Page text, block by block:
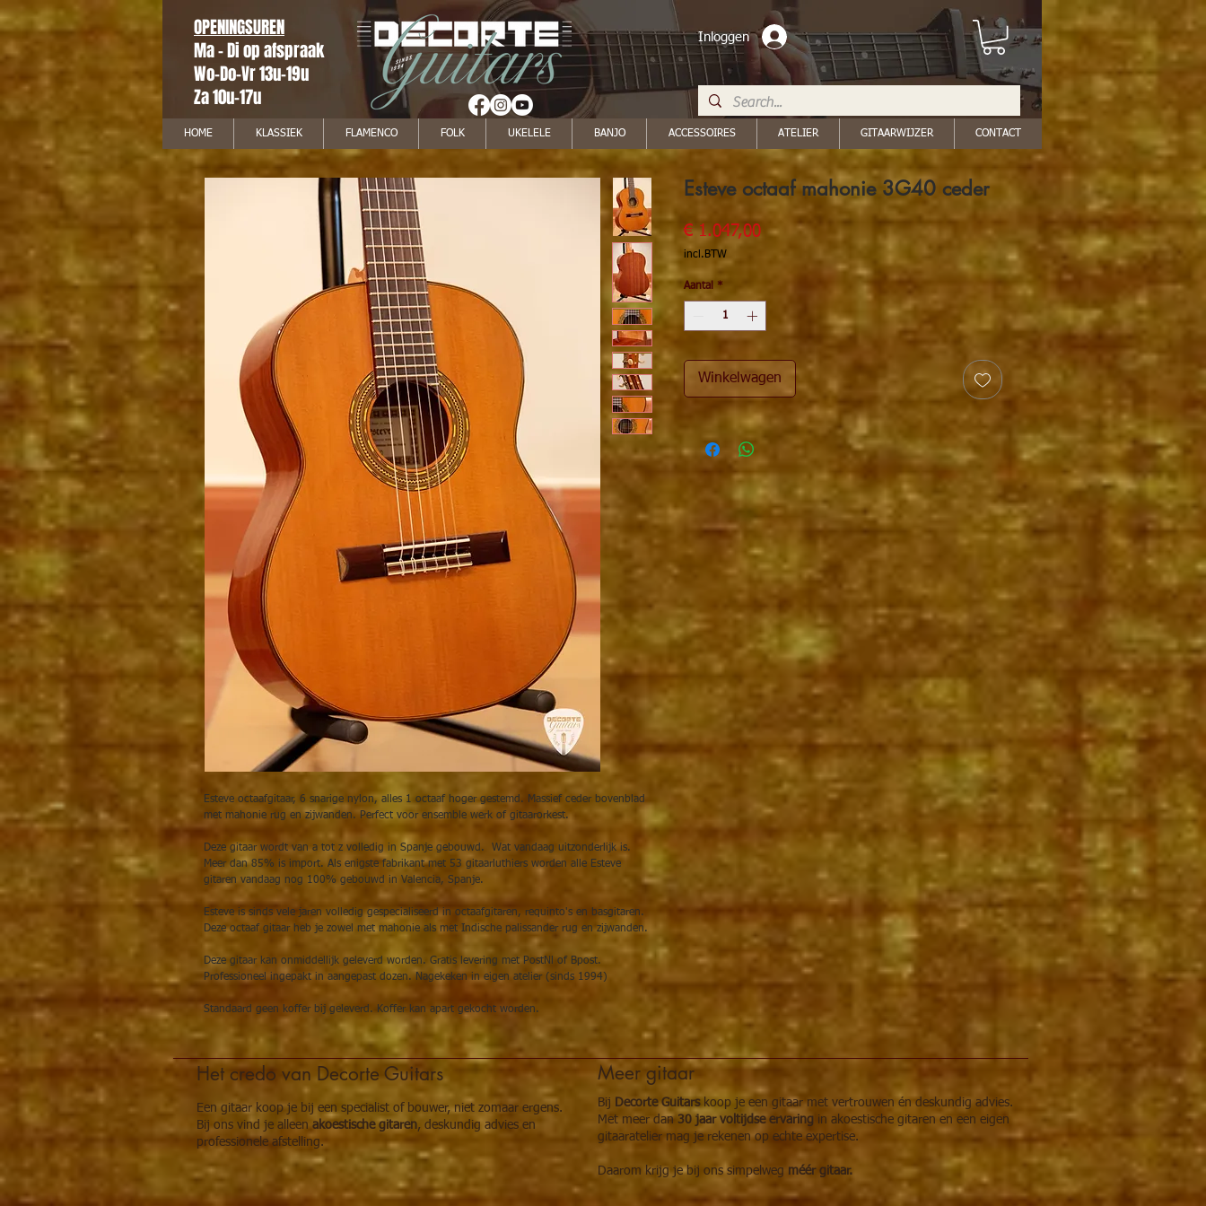
OPENINGSUREN
Ma - Di op afspraak
Wo-Do-Vr 13u-19u
Za 10u-17u
Inloggen
HOME KLASSIEK FLAMENCO FOLK UKELELE BANJO ACCESSOIRES ATELIER GITAARWIJZER CONTACT
Esteve octaafgitaar, 6 snarige nylon, alles 1 octaaf hoger gestemd. Massief ceder bovenblad
met mahonie rug en zijwanden. Perfect voor ensemble werk of gitaarorkest.
Deze gitaar wordt van a tot z volledig in Spanje gebouwd. Wat vandaag uitzonderlijk is.
Meer dan 85% is import. Als enigste fabrikant met 53 gitaarluthiers worden alle Esteve
gitaren vandaag nog 100% gebouwd in Valencia, Spanje.
Esteve is sinds vele jaren volledig gespecialiseerd in octaafgitaren, requinto's en basgitaren.
Deze octaaf gitaar heb je zowel met mahonie als met Indische palissander rug en zijwanden.
Deze gitaar kan onmiddellijk geleverd worden. Gratis levering met PostNl of Bpost.
Professioneel ingepakt in aangepast dozen. Nagekeken in eigen atelier (sinds 1994)
Standaard geen koffer bij geleverd. Koffer kan apart gekocht worden.
Esteve octaaf mahonie 3G40 ceder
€ 1.047,00Prijs
incl.BTW
Aantal *
Winkelwagen
Het credo van Decorte Guitars
Een gitaar koop je bij een specialist of bouwer, niet zomaar ergens.
Bij ons vind je alleen akoestische gitaren, deskundig advies en
professionele afstelling.
Meer gitaar
Bij Decorte Guitarskoop je een gitaar met vertrouwen én deskundig advies.
Met meer dan 30 jaar voltijdse ervaring in akoestische gitaren en een eigen
gitaaratelier mag je rekenen op echte expertise.
Daarom krijg je bij ons simpelweg méér gitaar.